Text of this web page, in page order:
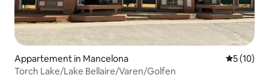
Appartement in Mancelona
5 (10)
Torch Lake/Lake Bellaire/Varen/Golfen